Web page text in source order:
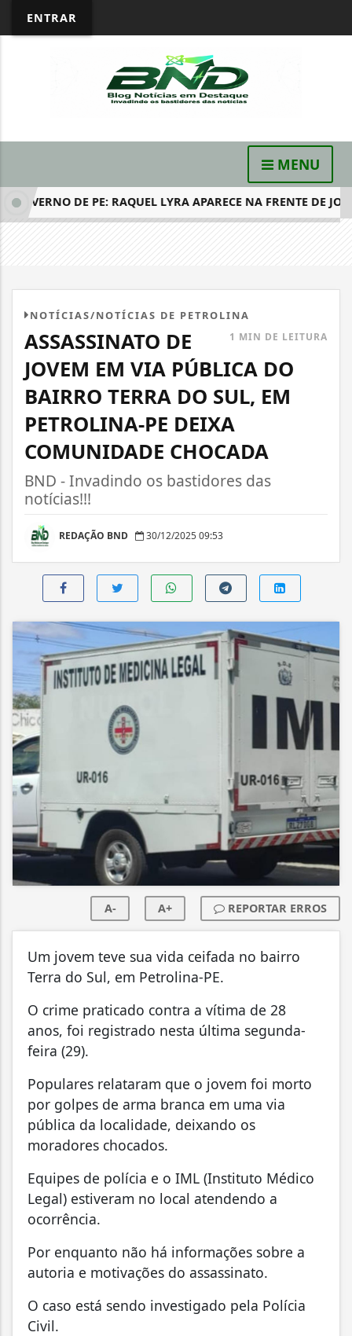
ENTRAR
MENU
DE PE: RAQUEL LYRA APARECE NA FRENTE DE JOÃO...
NOTÍCIAS/NOTÍCIAS DE PETROLINA
1 MIN DE LEITURA
ASSASSINATO DE
JOVEM EM VIA PÚBLICA DO
BAIRRO TERRA DO SUL, EM
PETROLINA-PE DEIXA
COMUNIDADE CHOCADA
BND - Invadindo os bastidores das
notícias!!!
REDAÇÃO BND 30/12/2025 09:53
A- A+ REPORTAR ERROS
Um jovem teve sua vida ceifada no bairro
Terra do Sul, em Petrolina-PE.
O crime praticado contra a vítima de 28
anos, foi registrado nesta última segunda-
feira (29).
Populares relataram que o jovem foi morto
por golpes de arma branca em uma via
pública da localidade, deixando os
moradores chocados.
Equipes de polícia e o IML (Instituto Médico
Legal) estiveram no local atendendo a
ocorrência.
Por enquanto não há informações sobre a
autoria e motivações do assassinato.
O caso está sendo investigado pela Polícia
Civil.